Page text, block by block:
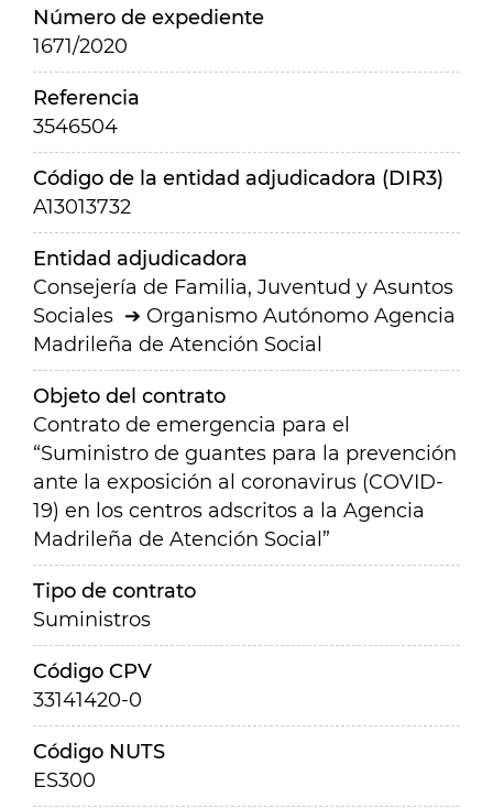
Número de expediente
1671/2020
Referencia
3546504
Código de la entidad adjudicadora (DIR3)
A13013732
Entidad adjudicadora
Consejería de Familia, Juventud y Asuntos
Sociales
Organismo Autónomo Agencia
Madrileña de Atención Social
Objeto del contrato
Contrato de emergencia para el
“Suministro de guantes para la prevención
ante la exposición al coronavirus (COVID-
19) en los centros adscritos a la Agencia
Madrileña de Atención Social”
Tipo de contrato
Suministros
Código CPV
33141420-0
Código NUTS
ES300